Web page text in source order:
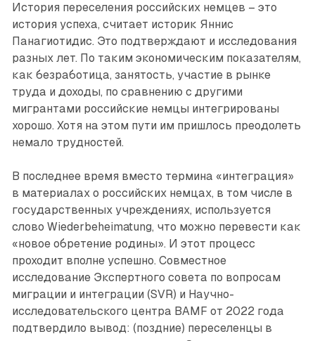
История переселения российских немцев – это
история успеха, считает историк Яннис
Панагиотидис. Это подтверждают и исследования
разных лет. По таким экономическим показателям,
как безработица, занятость, участие в рынке
труда и доходы, по сравнению с другими
мигрантами российские немцы интегрированы
хорошо. Хотя на этом пути им пришлось преодолеть
немало трудностей.
В последнее время вместо термина «интеграция»
в материалах о российских немцах, в том числе в
государственных учреждениях, используется
слово Wiederbeheimatung, что можно перевести как
«новое обретение родины». И этот процесс
проходит вполне успешно. Совместное
исследование Экспертного совета по вопросам
миграции и интеграции (SVR) и Научно-
исследовательского центра BAMF от 2022 года
подтвердило вывод: (поздние) переселенцы в